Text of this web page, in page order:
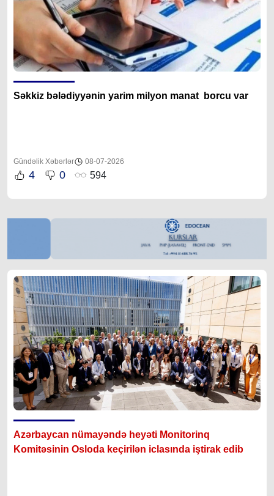
Səkkiz bələdiyyənin yarim milyon manat borcu var
Gündəlik Xəbərlər 08-07-2026
4 0 594
Azərbaycan nümayəndə heyəti Monitorinq
Komitəsinin Osloda keçirilən iclasında iştirak edib